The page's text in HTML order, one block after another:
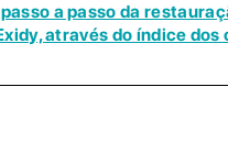
a passo da
através do índice